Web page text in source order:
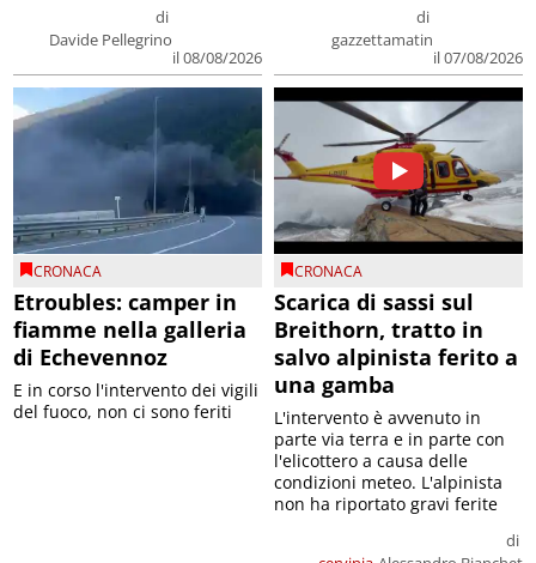
di
Davide Pellegrino
il 08/08/2026
di
gazzettamatin
il 07/08/2026
CRONACA
Etroubles: camper in
fiamme nella galleria
di Echevennoz
E in corso l'intervento dei vigili
del fuoco, non ci sono feriti
CRONACA
Scarica di sassi sul
Breithorn, tratto in
salvo alpinista ferito a
una gamba
di
L'intervento è avvenuto in
parte via terra e in parte con
l'elicottero a causa delle
condizioni meteo. L'alpinista
non ha riportato gravi ferite